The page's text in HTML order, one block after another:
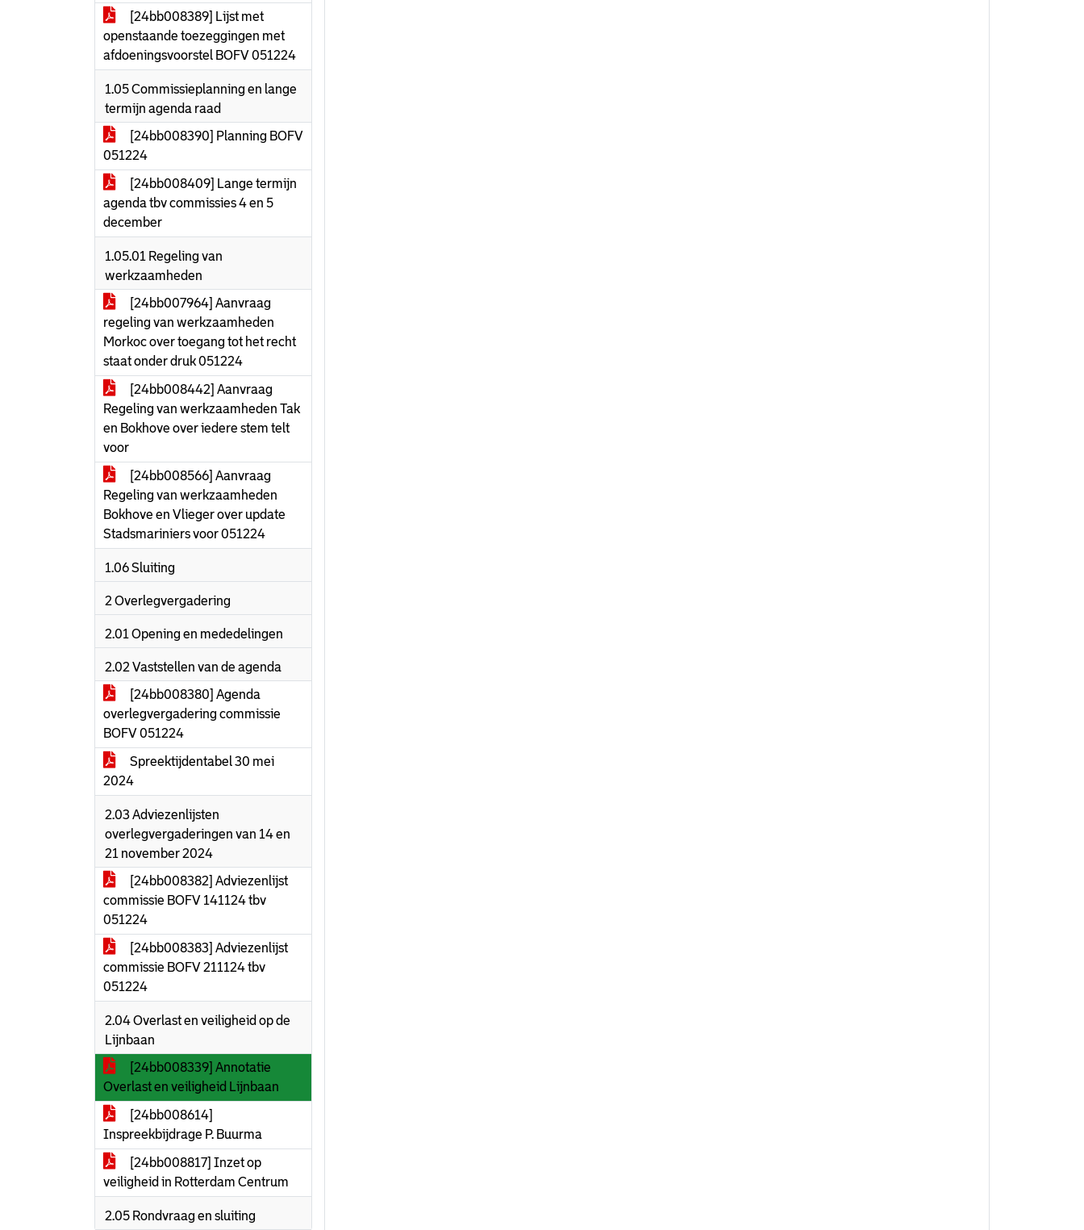
[24bb008389] Lijst met
openstaande toezeggingen met
afdoeningsvoorstel BOFV 051224
1.05 Commissieplanning en lange
termijn agenda raad
[24bb008390] Planning BOFV
051224
[24bb008409] Lange termijn
agenda tbv commissies 4 en 5
december
1.05.01 Regeling van
werkzaamheden
[24bb007964] Aanvraag
regeling van werkzaamheden
Morkoc over toegang tot het recht
staat onder druk 051224
[24bb008442] Aanvraag
Regeling van werkzaamheden Tak
en Bokhove over iedere stem telt
voor
[24bb008566] Aanvraag
Regeling van werkzaamheden
Bokhove en Vlieger over update
Stadsmariniers voor 051224
1.06 Sluiting
2 Overlegvergadering
2.01 Opening en mededelingen
2.02 Vaststellen van de agenda
[24bb008380] Agenda
overlegvergadering commissie
BOFV 051224
Spreektijdentabel 30 mei
2024
2.03 Adviezenlijsten
overlegvergaderingen van 14 en
21 november 2024
[24bb008382] Adviezenlijst
commissie BOFV 141124 tbv
051224
[24bb008383] Adviezenlijst
commissie BOFV 211124 tbv
051224
2.04 Overlast en veiligheid op de
Lijnbaan
[24bb008339] Annotatie
Overlast en veiligheid Lijnbaan
[24bb008614]
Inspreekbijdrage P. Buurma
[24bb008817] Inzet op
veiligheid in Rotterdam Centrum
2.05 Rondvraag en sluiting